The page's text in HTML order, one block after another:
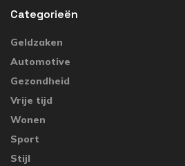
Categorieën
Geldzaken
Automotive
Gezondheid
Vrije tijd
Wonen
Sport
Stijl